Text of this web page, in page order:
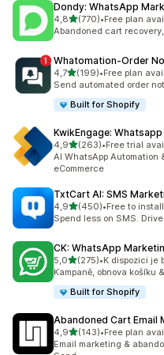
Dondy: WhatsApp
4,8z 5 hvězd
(770)
Celkový počet recenzí:
•Free plan
Abandoned cart
Whatomation‑Order
4,7z 5 hvězd
(199)
Celkový počet recenzí:
•Free plan
Send automated order
Built for Shopify
KwikEngage:
4,9z 5 hvězd
(263)
Celkový počet recenzí:
•Free trial
AI WhatsApp Automation
eCommerce
TxtCart AI: SMS
4,9z 5 hvězd
(450)
Celkový počet recenzí: 450
•Free to install
Spend less on SMS.
CK: WhatsApp
5,0z 5 hvězd
(275)
Celkový počet recenzí:
•K dispozici je
Kampaně, obnova košíku
Built for Shopify
Abandoned Cart Email
4,9z 5 hvězd
(143)
Celkový počet recenzí:
•Free plan
Email marketing &